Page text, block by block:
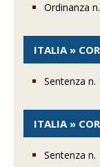
Ordinanza
ITALIA »
Sentenza
ITALIA »
Sentenza